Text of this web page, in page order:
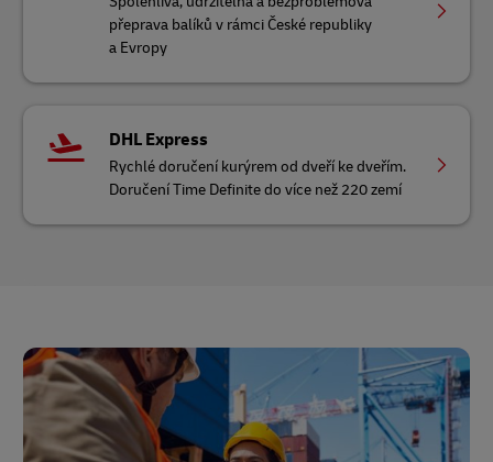
přeprava balíků v rámci České republiky
a Evropy
DHL Express
Rychlé doručení kurýrem od dveří ke dveřím.
Doručení Time Definite do více než 220 zemí